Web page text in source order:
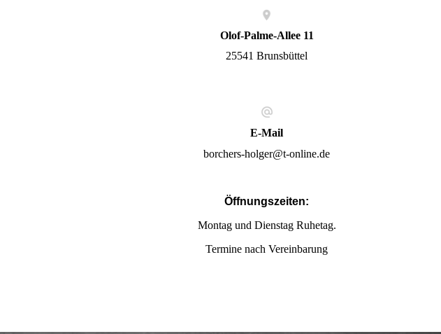
Olof-Palme-Allee 11
25541 Brunsbüttel
E-Mail
borchers-holger@t-online.de
Öffnungszeiten:
Montag und Dienstag Ruhetag.
Termine nach Vereinbarung